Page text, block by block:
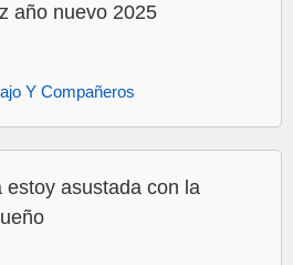
año nuevo 2025
Y Compañeros
estoy asustada con la